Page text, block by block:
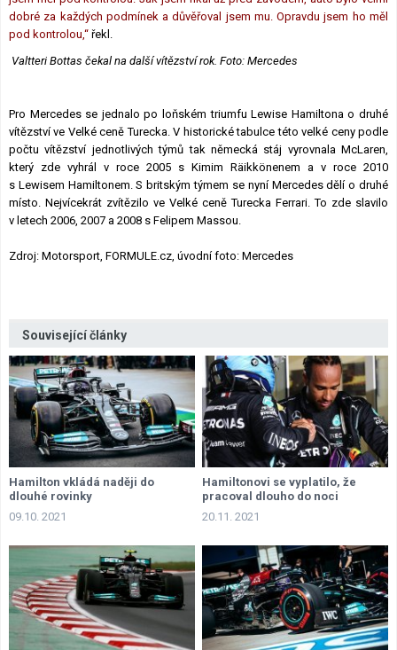
dobré za každých podmínek a důvěřoval jsem mu. Opravdu jsem ho měl
pod kontrolou,“ řekl.
Valtteri Bottas čekal na další vítězství rok. Foto: Mercedes
Pro Mercedes se jednalo po loňském triumfu Lewise Hamiltona o druhé
vítězství ve Velké ceně Turecka. V historické tabulce této velké ceny podle
počtu vítězství jednotlivých týmů tak německá stáj vyrovnala McLaren,
který zde vyhrál v roce 2005 s Kimim Räikkönenem a v roce 2010
s Lewisem Hamiltonem. S britským týmem se nyní Mercedes dělí o druhé
místo. Nejvícekrát zvítězilo ve Velké ceně Turecka Ferrari. To zde slavilo
v letech 2006, 2007 a 2008 s Felipem Massou.
Zdroj: Motorsport, FORMULE.cz, úvodní foto: Mercedes
Související články
Hamilton vkládá naději do
dlouhé rovinky
09.10. 2021
Hamiltonovi se vyplatilo, že
pracoval dlouho do noci
20.11. 2021